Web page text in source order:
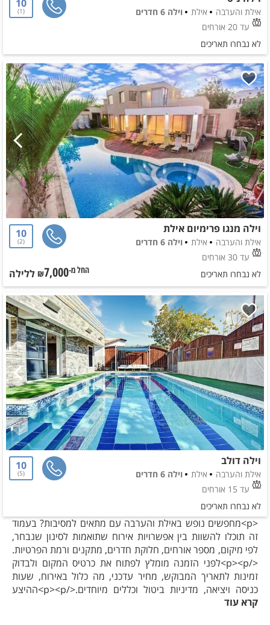
אילת והערבה אילת
וילה 6 חדרים
עד 20 אורחים
10
1
לא נבחרו תאריכים
וילה מנגו פרימיום אילת
אילת והערבה אילת
וילה 6 חדרים
עד 30 אורחים
10
2
לא נבחרו תאריכים החל מ-₪7,000 ללילה
וילה דולב
אילת והערבה אילת
וילה 6 חדרים
עד 15 אורחים
10
5
לא נבחרו תאריכים
קרא עוד
<p>מחפשים נופש באילת והערבה עם מתאים למסיבות? בעמוד
זה תוכלו להשוות בין אפשרויות אירוח שתואמות לסינון שנבחר,
לפי מיקום, מספר אורחים, חלוקת חדרים, מתקנים ורמת הפרטיות.
</p><p>לפני הזמנה מומלץ לפתוח את כרטיס המקום ולבדוק
זמינות לתאריך המבוקש, מחיר עדכני, מה כלול באירוח, שעות
כניסה ויציאה, מדיניות ביטול וכללים מיוחדים.</p><p>ההיצע
והמחירים עשויים להשתנות. השוואה מסודרת ושיחה עם מקום